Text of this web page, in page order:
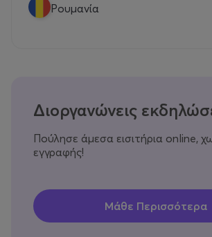
Ρουμανία
Διοργανώνεις
Πούλησε άμεσα εισιτήρια online,
εγγραφής!